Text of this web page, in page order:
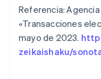
Referencia:
«Transacciones
mayo de 2023.
zeikaishaku/